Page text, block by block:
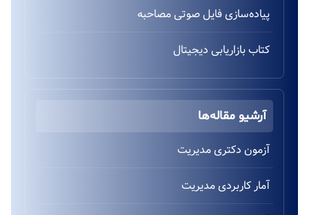
پیاده‌سازی فایل صوتی مصاحبه
کتاب بازاریابی دیجیتال
آرشیو مقاله‌ها
آزمون دکتری مدیریت
آمار کاربردی مدیریت